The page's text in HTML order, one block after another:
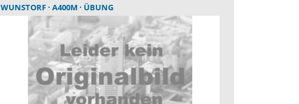
WUNSTORF A400M ÜBUNG